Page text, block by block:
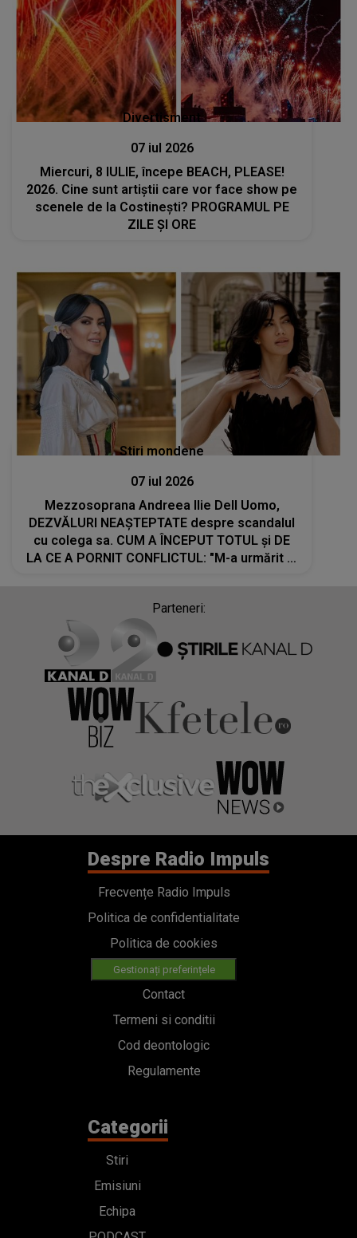
Divertisment
07 iul 2026
Miercuri, 8 IULIE, începe BEACH, PLEASE!
2026. Cine sunt artiștii care vor face show pe
scenele de la Costinești? PROGRAMUL PE
ZILE ȘI ORE
Stiri mondene
07 iul 2026
Mezzosoprana Andreea Ilie Dell Uomo,
DEZVĂLURI NEAȘTEPTATE despre scandalul
cu colega sa. CUM A ÎNCEPUT TOTUL și DE
LA CE A PORNIT CONFLICTUL: "M-a urmărit la
Parteneri:
Despre Radio Impuls
Frecvențe Radio Impuls
Politica de confidentialitate
Politica de cookies
Gestionați preferințele
Contact
Termeni si conditii
Cod deontologic
Regulamente
Categorii
Stiri
Emisiuni
Echipa